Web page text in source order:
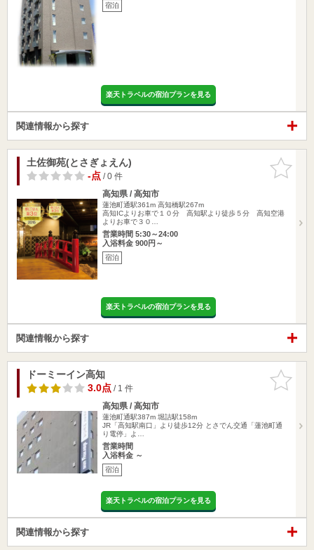
宿泊
楽天トラベルの宿泊プランを見る
関連情報から探す
お気に入
りに追加
土佐御苑(とさぎょえん)
-点/ 0 件
高知県 / 高知市
蓮池町通駅361m 高知橋駅267m
高知ICよりお車で１０分 高知駅より徒歩５分 高知空港
よりお車で３０…
営業時間 5:30～24:00
入浴料金 900円～
宿泊
楽天トラベルの宿泊プランを見る
関連情報から探す
お気に入
りに追加
ドーミーイン高知
3.0点/ 1 件
高知県 / 高知市
蓮池町通駅387m 堀詰駅158m
JR「高知駅南口」より徒歩12分 とさでん交通「蓮池町通
り電停」よ…
営業時間
入浴料金 ～
宿泊
楽天トラベルの宿泊プランを見る
関連情報から探す